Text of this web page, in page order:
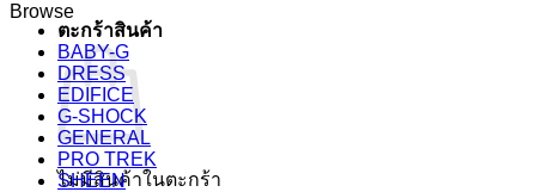
ตะกร้าสินค้า
ไม่มีสินค้าในตะกร้า
Browse
BABY-G
DRESS
EDIFICE
G-SHOCK
GENERAL
PRO TREK
SHEEN